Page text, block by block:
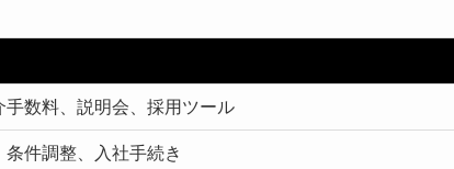
数料、説明会、採用ツール
件調整、入社手続き